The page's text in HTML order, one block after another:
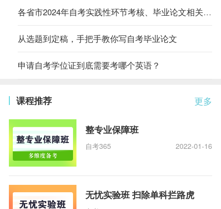
各省市2024年自考实践性环节考核、毕业论文相关通知汇总
从选题到定稿，手把手教你写自考毕业论文
申请自考学位证到底需要考哪个英语？
更多
课程推荐
整专业保障班
自考365 2022-01-16
无忧实验班 扫除单科拦路虎